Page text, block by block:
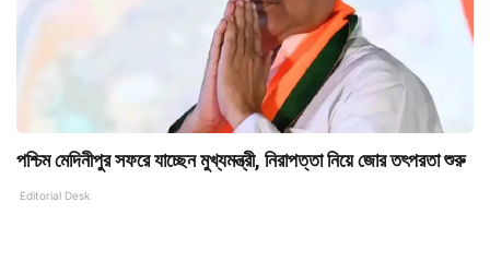
পশ্চিম মেদিনীপুর সফরে যাচ্ছেন মুখ্যমন্ত্রী, নিরাপত্তা নিয়ে জোর তৎপরতা শুরু
Editorial Desk